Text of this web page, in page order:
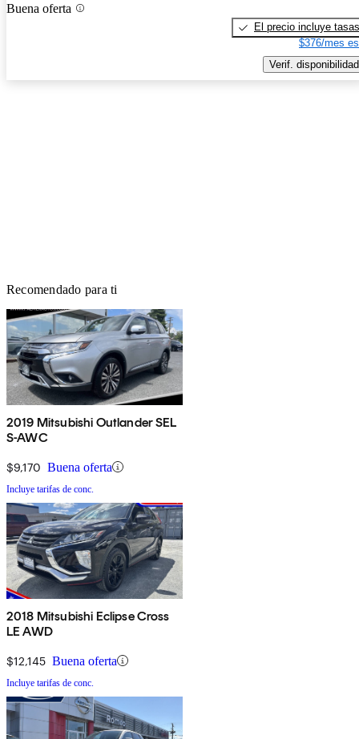
Buena oferta
El precio incluye tasas
$376/mes
Verif. disponibilidad
Recomendado para ti
2019 Mitsubishi Outlander SEL
S-AWC
$9,170 Buena oferta
Incluye tarifas de conc.
2018 Mitsubishi Eclipse Cross
LE AWD
$12,145 Buena oferta
Incluye tarifas de conc.